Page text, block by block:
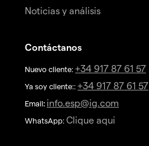
Noticias y análisis
Contáctanos
Nuevo cliente: +34 917 87 61 57
Ya soy cliente:: +34 917 87 61 57
Email: info.esp@ig.com
WhatsApp: Clique aqui